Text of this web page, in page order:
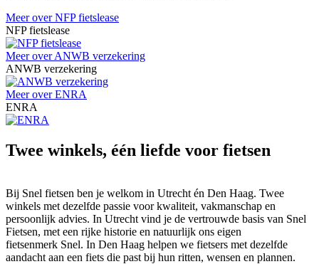
Meer over NFP fietslease
NFP fietslease
Meer over ANWB verzekering
ANWB verzekering
Meer over ENRA
ENRA
Twee winkels, één liefde voor fietsen
Bij Snel fietsen ben je welkom in Utrecht én Den Haag. Twee
winkels met dezelfde passie voor kwaliteit, vakmanschap en
persoonlijk advies. In Utrecht vind je de vertrouwde basis van Snel
Fietsen, met een rijke historie en natuurlijk ons eigen
fietsenmerk Snel. In Den Haag helpen we fietsers met dezelfde
aandacht aan een fiets die past bij hun ritten, wensen en plannen.